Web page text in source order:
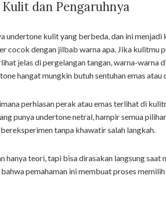
dan Pengaruhnya
undertone kulit yang berbeda, dan ini menjadi
cocok dengan jilbab warna apa. Jika kulitmu
jelas di pergelangan tangan, warna-warna
hangat mungkin butuh sentuhan emas
perhiasan perak atau emas terlihat di
punya undertone netral, hampir semua
tanpa khawatir salah langkah.
hanya teori, tapi bisa dirasakan langsung saat
pemahaman ini membuat proses